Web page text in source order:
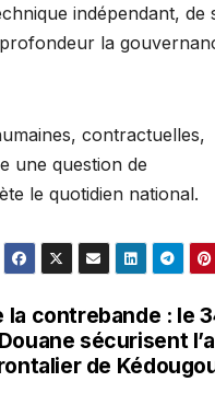
indépendant, de
la
contractuelles,
une question de
le quotidien national.
contrebande : le
sécurisent
de